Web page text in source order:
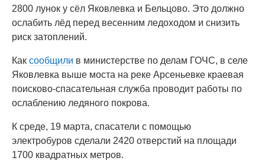
2800 лунок у сёл Яковлевка и Бельцово. Это должно
ослабить лёд перед весенним ледоходом и снизить
риск затоплений.
Как сообщили в министерстве по делам ГОЧС, в селе
Яковлевка выше моста на реке Арсеньевке краевая
поисково-спасательная служба проводит работы по
ослаблению ледяного покрова.
К среде, 19 марта, спасатели с помощью
электробуров сделали 2420 отверстий на площади
1700 квадратных метров.